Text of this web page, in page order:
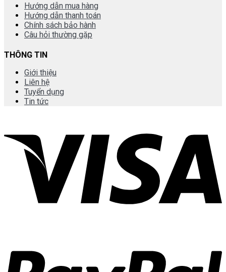
Hướng dẫn mua hàng
Hướng dẫn thanh toán
Chính sách bảo hành
Câu hỏi thường gặp
THÔNG TIN
Giới thiệu
Liên hệ
Tuyển dụng
Tin tức